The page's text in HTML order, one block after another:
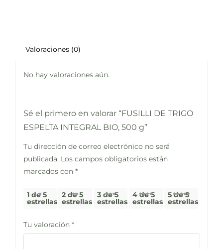
Valoraciones (0)
No hay valoraciones aún.
Sé el primero en valorar “FUSILLI DE TRIGO
ESPELTA INTEGRAL BIO, 500 g”
Tu dirección de correo electrónico no será
publicada. Los campos obligatorios están
marcados con *
1 de 5
estrellas
2 de 5
estrellas
3 de 5
estrellas
4 de 5
estrellas
5 de 5
estrellas
Tu valoración *